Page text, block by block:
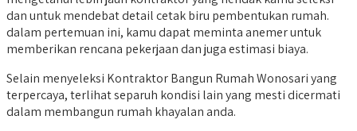
dan untuk mendebat detail cetak biru pembentukan rumah.
dalam pertemuan ini, kamu dapat meminta anemer untuk
memberikan rencana pekerjaan dan juga estimasi biaya.
Selain menyeleksi Kontraktor Bangun Rumah Wonosari yang
terpercaya, terlihat separuh kondisi lain yang mesti dicermati
dalam membangun rumah khayalan anda.